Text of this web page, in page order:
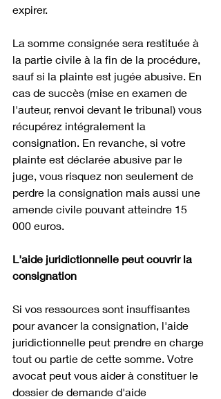
expirer.
La somme consignée sera restituée à
la partie civile à la fin de la procédure,
sauf si la plainte est jugée abusive. En
cas de succès (mise en examen de
l'auteur, renvoi devant le tribunal) vous
récupérez intégralement la
consignation. En revanche, si votre
plainte est déclarée abusive par le
juge, vous risquez non seulement de
perdre la consignation mais aussi une
amende civile pouvant atteindre 15
000 euros.
L'aide juridictionnelle peut couvrir la
consignation
Si vos ressources sont insuffisantes
pour avancer la consignation, l'aide
juridictionnelle peut prendre en charge
tout ou partie de cette somme. Votre
avocat peut vous aider à constituer le
dossier de demande d'aide